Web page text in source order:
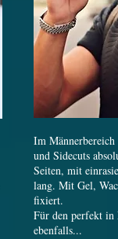
Im
und Sidecuts
Seiten, mit
lang. Mit Gel,
fixiert.
Für den perfekt in
ebenfalls...